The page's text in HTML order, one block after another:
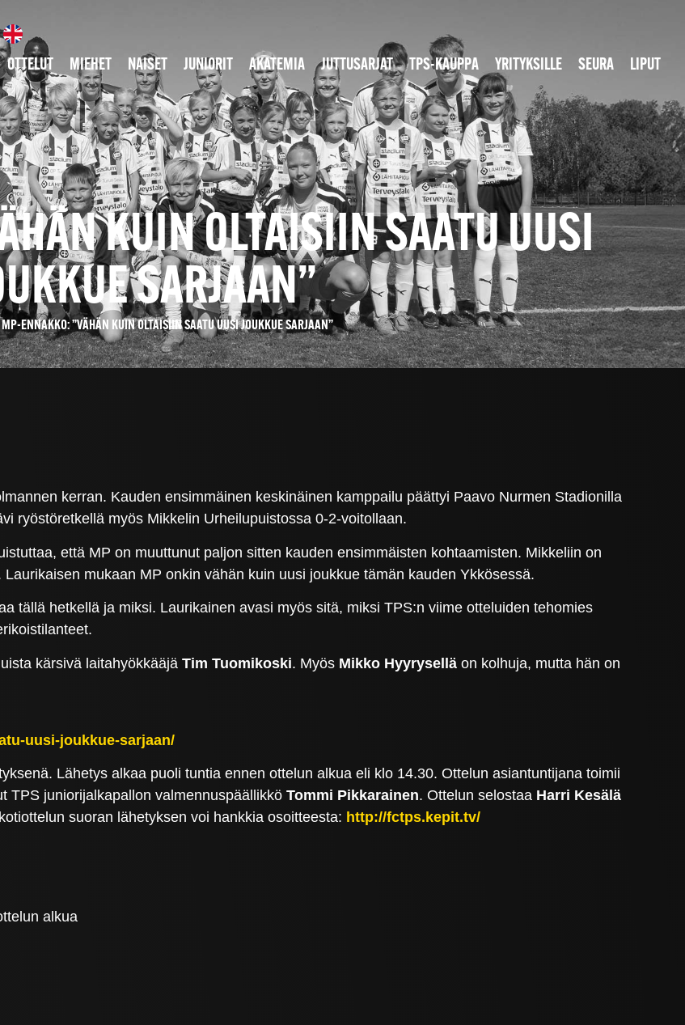
OTTELUT MIEHET NAISET JUNIORIT AKATEMIA JUTTUSARJAT TPS-KAUPPA YRITYKSILLE SEURA LIPUT
KUIN OLTAISIIN SAATU UUSI
SARJAAN”
MP-ENNAKKO: ”VÄHÄN KUIN OLTAISIIN SAATU UUSI JOUKKUE SARJAAN”
kerran. Kauden ensimmäinen keskinäinen kamppailu päättyi Paavo Nurmen Stadionilla
ryöstöretkellä myös Mikkelin Urheilupuistossa 0-2-voitollaan.
että MP on muuttunut paljon sitten kauden ensimmäisten kohtaamisten. Mikkeliin on
mukaan MP onkin vähän kuin uusi joukkue tämän kauden Ykkösessä.
tällä hetkellä ja miksi. Laurikainen avasi myös sitä, miksi TPS:n viime otteluiden tehomies
kärsivä laitahyökkääjäTim Tuomikoski. Myös Mikko Hyyrysellä on kolhuja, mutta hän on
uusi-joukkue-sarjaan/
Lähetys alkaa puoli tuntia ennen ottelun alkua eli klo 14.30. Ottelun asiantuntijana toimii
TPS juniorijalkapallon valmennuspäällikköTommi Pikkarainen. Ottelun selostaa Harri Kesälä
suoran lähetyksen voi hankkia osoitteesta: http://fctps.kepit.tv/
alkua